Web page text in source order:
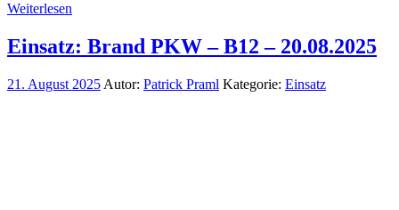
Weiterlesen
Einsatz: Brand PKW – B12 – 20.08.2025
21. August 2025 Autor: Patrick Praml Kategorie: Einsatz